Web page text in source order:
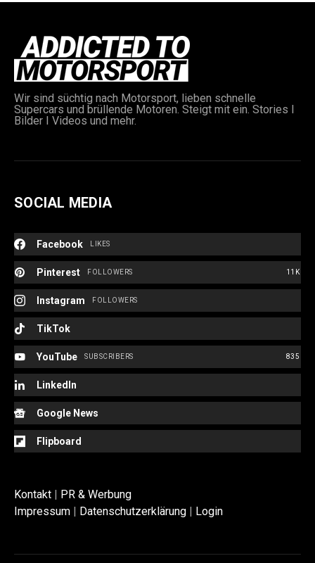
Wir sind süchtig nach Motorsport, lieben schnelle
Supercars und brüllende Motoren. Steigt mit ein. Stories I
Bilder I Videos und mehr.
SOCIAL MEDIA
Facebook LIKES
Pinterest 11K
FOLLOWERS
Instagram FOLLOWERS
TikTok
YouTube 835
SUBSCRIBERS
LinkedIn
Google News
Flipboard
Kontakt | PR & Werbung
Impressum | Datenschutzerklärung | Login